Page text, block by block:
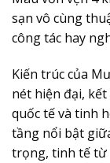
sạn vô cùng
công tác hay
Kiến trúc của
nét hiện đại,
quốc tế và tinh
tầng nổi bật
trọng, tinh tế từ